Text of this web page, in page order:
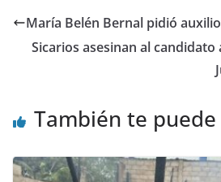
er e
b
k
s
A
gr
a
di
t
María Belén Bernal pidió
Sicarios asesinan al candidato
También te